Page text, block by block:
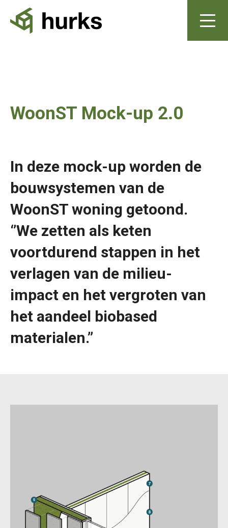
WoonST Mock-up 2.0
In deze mock-up worden de
bouwsystemen van de
WoonST woning getoond.
‘’We zetten als keten
voortdurend stappen in het
verlagen van de milieu-
impact en het vergroten van
het aandeel biobased
materialen.’’